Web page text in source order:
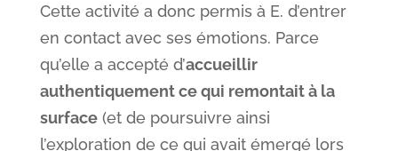
Cette activité a donc permis à E. d’entrer
en contact avec ses émotions. Parce
qu’elle a accepté d’accueillir
authentiquement ce qui remontait à la
surface(et de poursuivre ainsi
l’exploration de ce qui avait émergé lors